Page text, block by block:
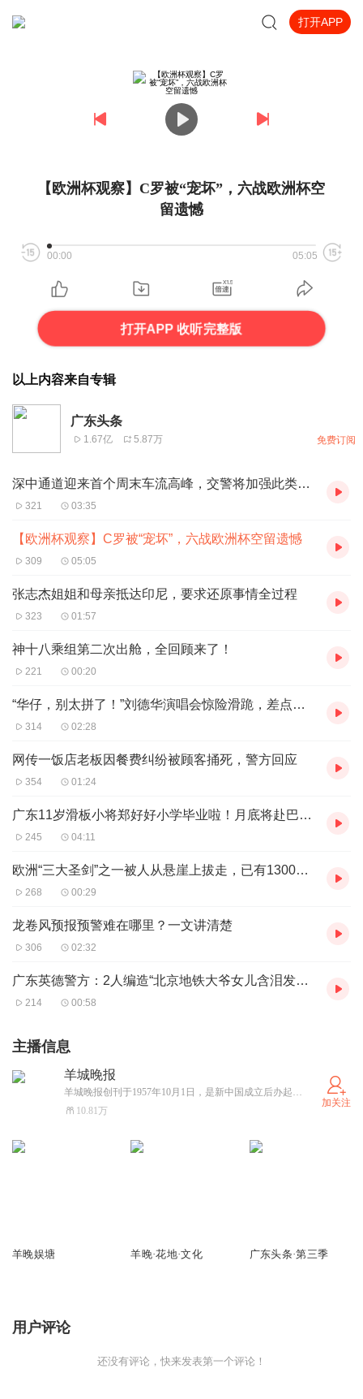
打开APP
【欧洲杯观察】C罗被“宠坏”，六战欧洲杯空
留遗憾
00:00 05:05
打开APP 收听完整版
以上内容来自专辑
广东头条
1.67亿 5.87万 免费订阅
深中通道迎来首个周末车流高峰，交警将加强此类违法行为整治
321 03:35
【欧洲杯观察】C罗被“宠坏”，六战欧洲杯空留遗憾
309 05:05
张志杰姐姐和母亲抵达印尼，要求还原事情全过程
323 01:57
神十八乘组第二次出舱，全回顾来了！
221 00:20
“华仔，别太拼了！”刘德华演唱会惊险滑跪，差点冲下4米高台
314 02:28
网传一饭店老板因餐费纠纷被顾客捅死，警方回应
354 01:24
广东11岁滑板小将郑好好小学毕业啦！月底将赴巴黎参加奥运会
245 04:11
欧洲“三大圣剑”之一被人从悬崖上拔走，已有1300年历史
268 00:29
龙卷风预报预警难在哪里？一文讲清楚
306 02:32
广东英德警方：2人编造“北京地铁大爷女儿含泪发声”，被刑拘
214 00:58
主播信息
羊城晚报
羊城晚报创刊于1957年10月1日，是新中国成立后办起的第一张大型综合性晚报，是广东省委主管主办的省级党报，深耕岭南，辐射全国至海外，曾有百万级发行量。2003年羊城晚报位列全球日报发行量20强。如今，羊城晚报已经发展成为集报纸、网站、客户端为一体的全媒体传播平台，2020年融合传播力指数综合得分在所有省级报纸中排名第三。
10.81万
加关注
羊晚娱塘 羊晚·花地·文化 广东头条·第三季
用户评论
还没有评论，快来发表第一个评论！